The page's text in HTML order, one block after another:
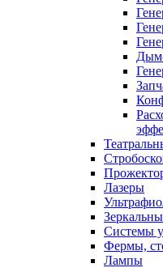
Лазеры
Системы
Фермы,
Лампы